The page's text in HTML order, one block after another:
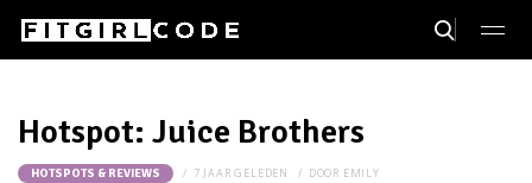
Hotspot: Juice Brothers
HOTSPOTS & REVIEWS 7 JAAR GELEDEN DOOR EMILY